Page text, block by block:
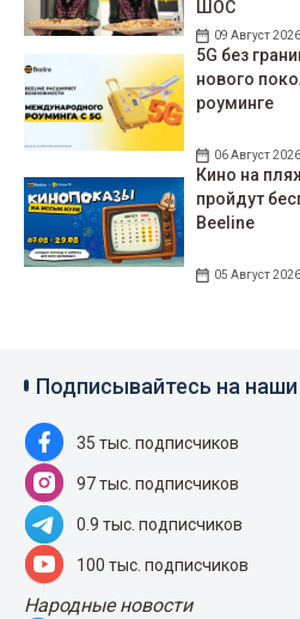
ШОС
09 Август 2026
5G без
нового
роуминге
06 Август 2026
Кино на
пройдут
Beeline
05 Август 2026
Подписывайтесь на
35 тыс. подписчиков
97 тыс. подписчиков
0.9 тыс. подписчиков
100 тыс. подписчиков
Народные новости